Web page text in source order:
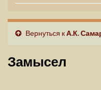
Вернуться кА.К.
Замысел